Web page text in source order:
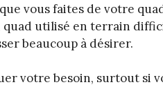
vous faites de votre
quad utilisé en terrain
beaucoup à désirer.
votre besoin, surtout si